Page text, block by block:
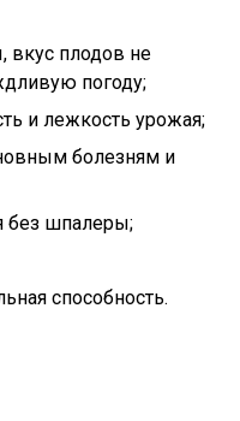
вкус плодов не
погоду;
и лежкость урожая;
болезням и
без шпалеры;
способность.